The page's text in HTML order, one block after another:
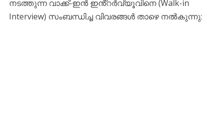
നടത്തുന്ന വാക്ക്-ഇൻ ഇൻ്റർവ്യൂവിനെ (Walk-in
Interview) സംബന്ധിച്ച വിവരങ്ങൾ താഴെ നൽകുന്നു: